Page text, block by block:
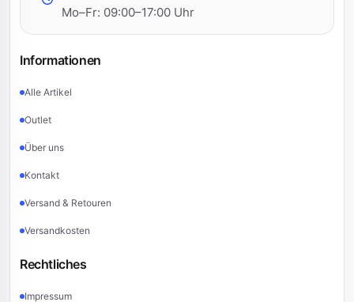
Mo–Fr: 09:00–17:00 Uhr
Informationen
Alle Artikel
Outlet
Über uns
Kontakt
Versand & Retouren
Versandkosten
Rechtliches
Impressum